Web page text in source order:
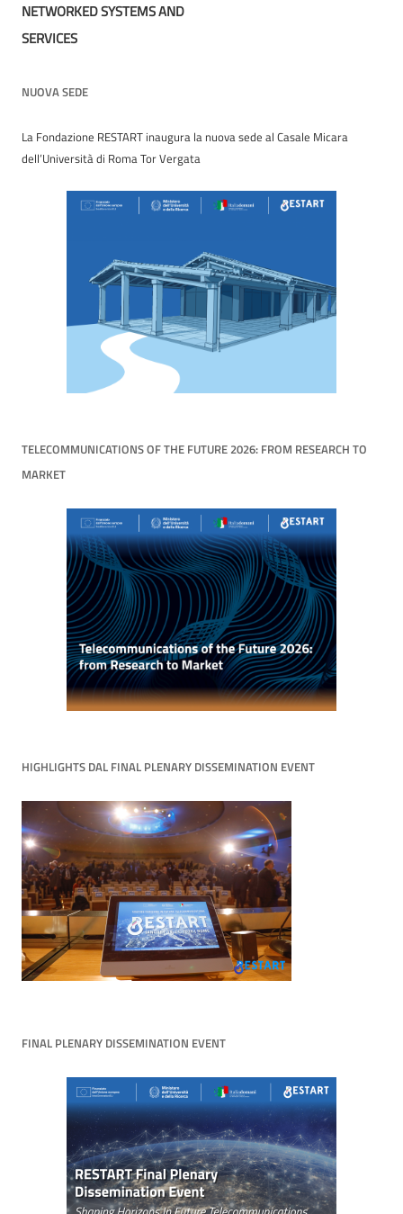
NETWORKED SYSTEMS AND
SERVICES
NUOVA SEDE
La Fondazione RESTART inaugura la nuova sede al Casale Micara
dell’Università di Roma Tor Vergata
TELECOMMUNICATIONS OF THE FUTURE 2026: FROM RESEARCH TO
MARKET
HIGHLIGHTS DAL FINAL PLENARY DISSEMINATION EVENT
FINAL PLENARY DISSEMINATION EVENT